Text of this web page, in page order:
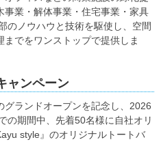
業・解体事業・住宅事業・家具
のノウハウと技術を駆使し、空間
でをワンストップで提供しま
ャンペーン
グランドオープンを記念し、2026
の期間中、先着50名様に自社オリ
style』のオリジナルトートバ